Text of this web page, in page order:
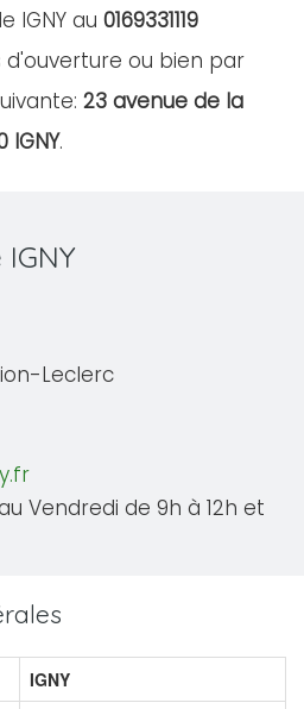
IGNY au 0169331119
ou bien par
23 avenue de la
IGNY.
Leclerc
Vendredi de 9h à 12h et
IGNY